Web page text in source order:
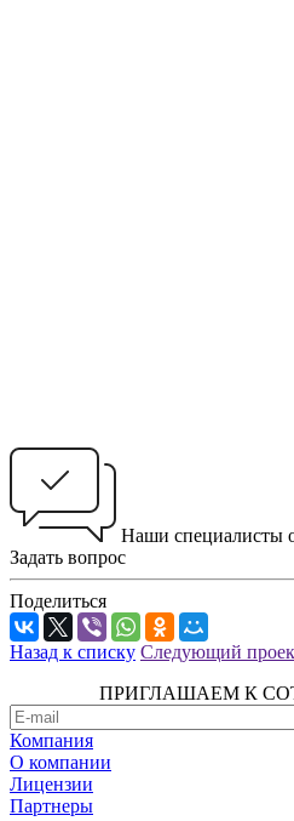
Наши специалисты
Задать вопрос
Поделиться
Назад к списку Следующий
ПРИГЛАШАЕМ К
Компания
О компании
Лицензии
Партнеры